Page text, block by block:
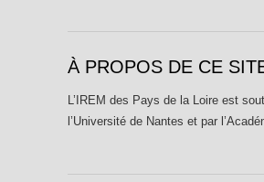
À PROPOS DE CE
L’IREM des Pays de la Loire est
l’Université de Nantes et par